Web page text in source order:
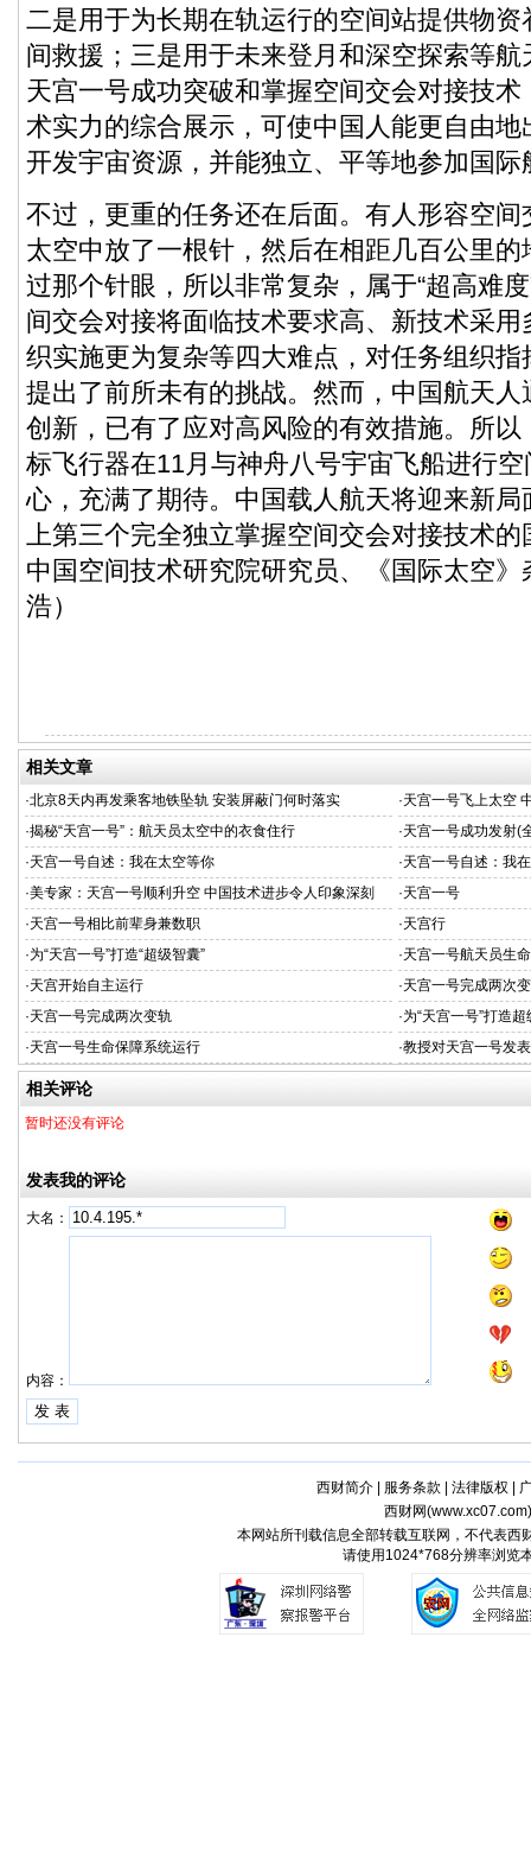
二是用于为长期在轨运行的空间站提供物
间救援；三是用于未来登月和深空探索等
天宫一号成功突破和掌握空间交会对接技
术实力的综合展示，可使中国人能更自由
开发宇宙资源，并能独立、平等地参加国际
不过，更重的任务还在后面。有人形容空
太空中放了一根针，然后在相距几百公里
过那个针眼，所以非常复杂，属于“超高难
间交会对接将面临技术要求高、新技术采
织实施更为复杂等四大难点，对任务组织
提出了前所未有的挑战。然而，中国航天
创新，已有了应对高风险的有效措施。所
标飞行器在11月与神舟八号宇宙飞船进行
心，充满了期待。中国载人航天将迎来新
上第三个完全独立掌握空间交会对接技术
中国空间技术研究院研究员、《国际太空
浩）
相关文章
·北京8天内再发乘客地铁坠轨 安装屏蔽门何时落实 ·天宫一号飞上太空
·揭秘“天宫一号”：航天员太空中的衣食住行 ·天宫一号成功发射(
·天宫一号自述：我在太空等你 ·天宫一号自述：我
·美专家：天宫一号顺利升空 中国技术进步令人印象深刻 ·天宫一号
·天宫一号相比前辈身兼数职 ·天宫行
·为“天宫一号”打造“超级智囊” ·天宫一号航天员生
·天宫开始自主运行 ·天宫一号完成两次
·天宫一号完成两次变轨 ·为“天宫一号”打造
·天宫一号生命保障系统运行 ·教授对天宫一号发
相关评论
暂时还没有评论
发表我的评论
大名：
内容：
西财简介| 服务条款 法律版权
西财网(www.xc07.com
本网站所刊载信息全部转载互联网，不代表
请使用1024*768分辨率浏览